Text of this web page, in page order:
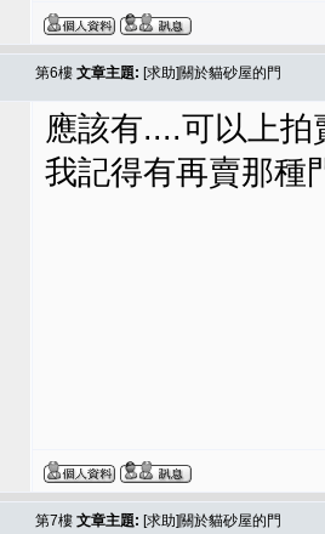
第6樓 文章主題: [求助]關於貓砂屋的門
應該有....可以上拍
我記得有再賣那種
第7樓 文章主題: [求助]關於貓砂屋的門